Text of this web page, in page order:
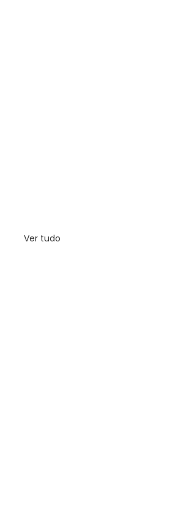
Ver tudo